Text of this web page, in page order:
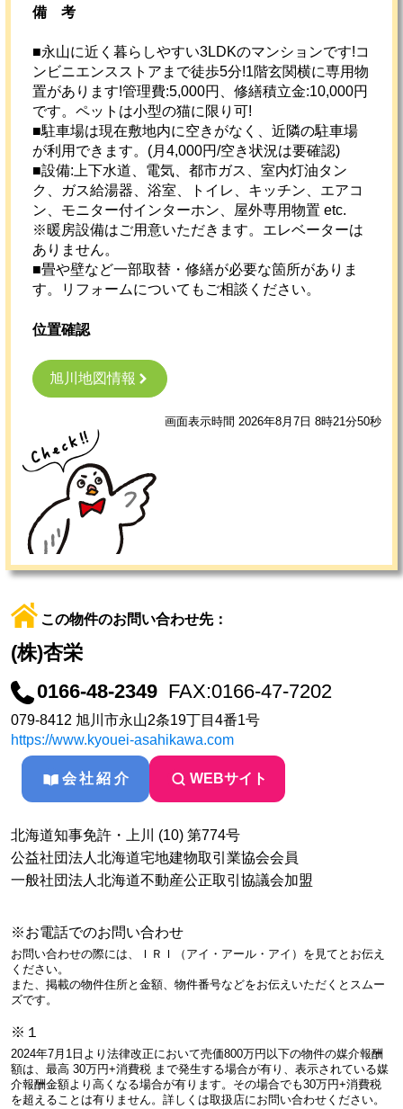
備考
■永山に近く暮らしやすい3LDKのマンションです!コ
ンビニエンスストアまで徒歩5分!1階玄関横に専用物
置があります!管理費:5,000円、修繕積立金:10,000円
です。ペットは小型の猫に限り可!
■駐車場は現在敷地内に空きがなく、近隣の駐車場
が利用できます。(月4,000円/空き状況は要確認)
■設備:上下水道、電気、都市ガス、室内灯油タン
ク、ガス給湯器、浴室、トイレ、キッチン、エアコ
ン、モニター付インターホン、屋外専用物置 etc.
※暖房設備はご用意いただきます。エレベーターは
ありません。
■畳や壁など一部取替・修繕が必要な箇所がありま
す。リフォームについてもご相談ください。
位置確認
旭川地図情報
画面表示時間 2026年8月7日 8時21分50秒
この物件のお問い合わせ先：
(株)杏栄
0166-48-2349 FAX:0166-47-7202
079-8412 旭川市永山2条19丁目4番1号
https://www.kyouei-asahikawa.com
会社紹介 WEBサイト
北海道知事免許・上川 (10) 第774号
公益社団法人北海道宅地建物取引業協会会員
一般社団法人北海道不動産公正取引協議会加盟
※お電話でのお問い合わせ
お問い合わせの際には、ＩＲＩ（アイ・アール・アイ）を見てとお伝え
ください。
また、掲載の物件住所と金額、物件番号などをお伝えいただくとスムー
ズです。
※１
2024年7月1日より法律改正において売価800万円以下の物件の媒介報酬
額は、最高 30万円+消費税 まで発生する場合が有り、表示されている媒
介報酬金額より高くなる場合が有ります。その場合でも30万円+消費税
を超えることは有りません。詳しくは取扱店にお問い合わせください。